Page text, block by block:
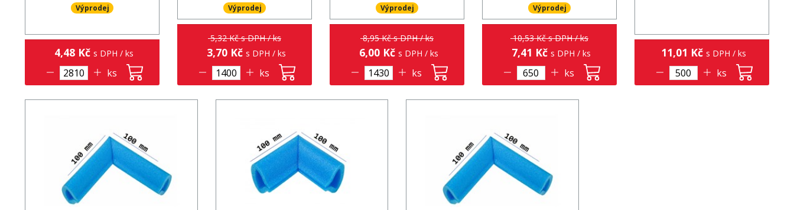
Výprodej
4,48 Kč s DPH / ks
ks
Výprodej
5,32 Kč s DPH / ks
3,70 Kč s DPH / ks
ks
Výprodej
8,95 Kč s DPH / ks
6,00 Kč s DPH / ks
ks
Výprodej
10,53 Kč s DPH / ks
7,41 Kč s DPH / ks
ks
11,01 Kč s DPH / ks
ks